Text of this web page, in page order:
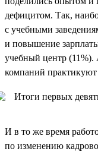
дефицитом. Так,
с учебными
и повышение
учебный центр (11%).
компаний
И в то же время
по изменению